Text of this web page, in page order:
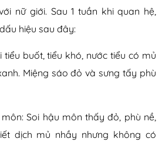
nữ giới. Sau 1 tuần khi quan hệ,
hiệu sau đây:
buốt, tiểu khó, nước tiểu có mủ
Miệng sáo đỏ và sưng tấy phù
Soi hậu môn thấy đỏ, phù nề,
dịch mủ nhầy nhưng không có